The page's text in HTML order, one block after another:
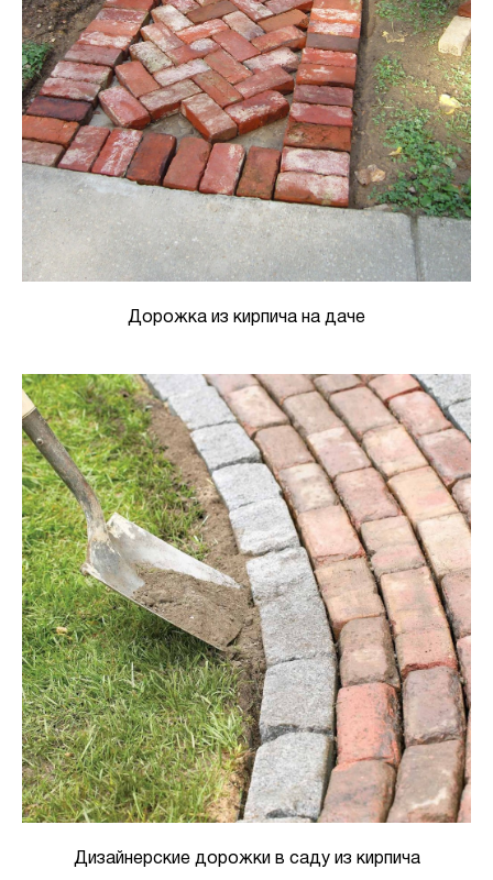
Дорожка из кирпича на даче
Дизайнерские дорожки в саду из кирпича